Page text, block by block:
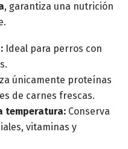
, garantiza una nutrición
Ideal para perros con
únicamente proteínas
de carnes frescas.
temperatura: Conserva
vitaminas y